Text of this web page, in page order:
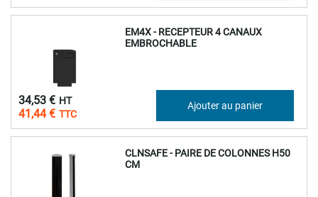
EM4X - RECEPTEUR 4 CANAUX
EMBROCHABLE
41,44 €
34,53 € Ajouter au panier
CLNSAFE - PAIRE DE COLONNES H50
CM